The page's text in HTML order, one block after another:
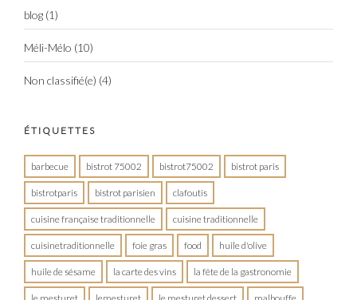
blog (1)
Méli-Mélo (10)
Non classifié(e) (4)
ÉTIQUETTES
barbecue bistrot 75002 bistrot75002 bistrot paris
bistrotparis bistrot parisien clafoutis
cuisine française traditionnelle cuisine traditionnelle
cuisinetraditionnelle foie gras food huile d'olive
huile de sésame la carte des vins la fête de la gastronomie